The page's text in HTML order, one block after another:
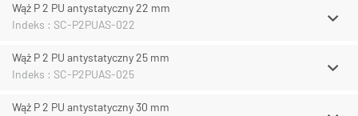
Wąż P 2 PU antystatyczny 22 mm
Indeks : SC-P2PUAS-022
Wąż P 2 PU antystatyczny 25 mm
Indeks : SC-P2PUAS-025
Wąż P 2 PU antystatyczny 30 mm